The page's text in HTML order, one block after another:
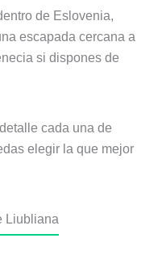
de Eslovenia,
escapada cercana a
si dispones de
cada una de
elegir la que mejor
Liubliana